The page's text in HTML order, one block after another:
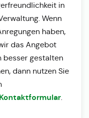
in
Wenn
haben,
das Angebot
besser gestalten
dann nutzen Sie
Kontaktformular.